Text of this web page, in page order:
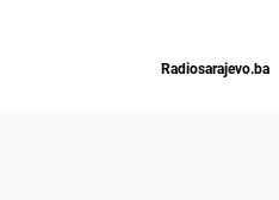
Radiosarajevo.ba